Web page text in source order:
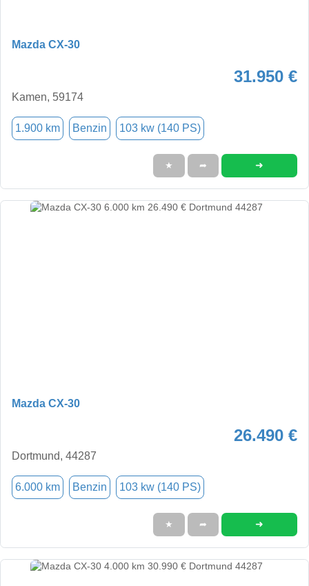
Mazda CX-30
31.950 €
Kamen, 59174
1.900 km Benzin 103 kw (140 PS)
★ ➦ ➜
Mazda CX-30
26.490 €
Dortmund, 44287
6.000 km Benzin 103 kw (140 PS)
★ ➦ ➜